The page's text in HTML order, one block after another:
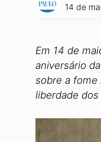
14 de
Em 14 de
aniversário
sobre a fome
liberdade